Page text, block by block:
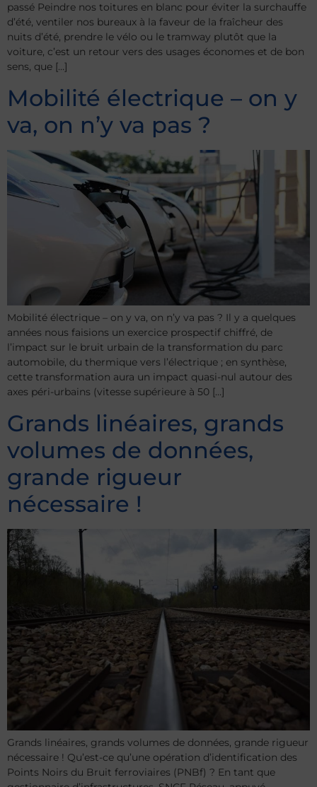
passé Peindre nos toitures en blanc pour éviter la surchauffe
d’été, ventiler nos bureaux à la faveur de la fraîcheur des
nuits d’été, prendre le vélo ou le tramway plutôt que la
voiture, c’est un retour vers des usages économes et de bon
sens, que […]
Mobilité électrique – on y
va, on n’y va pas ?
Mobilité électrique – on y va, on n’y va pas ? Il y a quelques
années nous faisions un exercice prospectif chiffré, de
l’impact sur le bruit urbain de la transformation du parc
automobile, du thermique vers l’électrique ; en synthèse,
cette transformation aura un impact quasi-nul autour des
axes péri-urbains (vitesse supérieure à 50 […]
Grands linéaires, grands
volumes de données,
grande rigueur
nécessaire !
Grands linéaires, grands volumes de données, grande rigueur
nécessaire ! Qu’est-ce qu’une opération d’identification des
Points Noirs du Bruit ferroviaires (PNBf) ? En tant que